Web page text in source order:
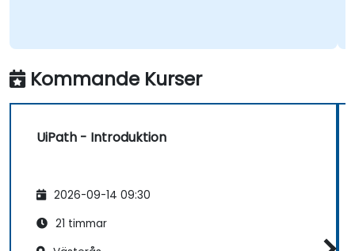
Kommande Kurser
UiPath - Introduktion
2026-09-14 09:30
21 timmar